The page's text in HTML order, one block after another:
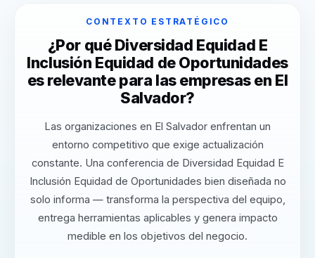
CONTEXTO ESTRATÉGICO
¿Por qué Diversidad Equidad E
Inclusión Equidad de Oportunidades
es relevante para las empresas en El
Salvador?
Las organizaciones en El Salvador enfrentan un
entorno competitivo que exige actualización
constante. Una conferencia de Diversidad Equidad E
Inclusión Equidad de Oportunidades bien diseñada no
solo informa — transforma la perspectiva del equipo,
entrega herramientas aplicables y genera impacto
medible en los objetivos del negocio.